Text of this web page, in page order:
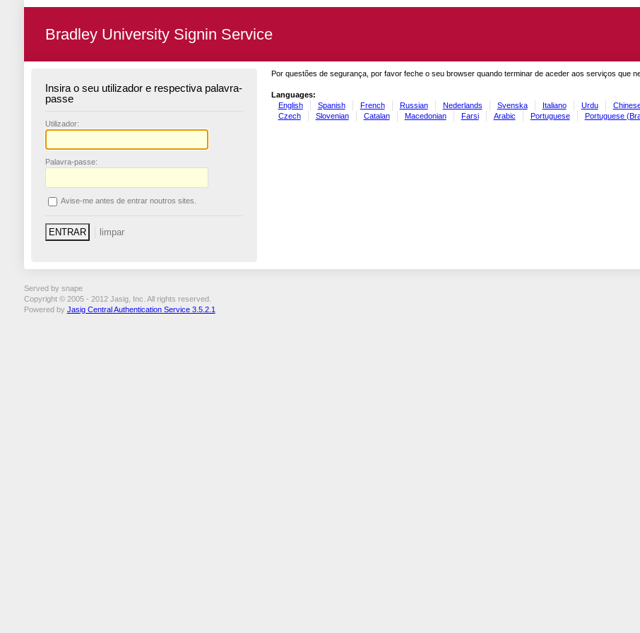
Bradley University Signin Service
Insira o seu utilizador e respectiva palavra-
passe
Utilizador:
Palavra-passe:
Avise-me antes de entrar noutros sites.
Por questões de segurança, por favor feche o seu browser quando terminar de aceder aos serviços que
Languages:
English
Spanish French Russian Nederlands Svenska Italiano Urdu
Czech
Slovenian Catalan Macedonian Farsi Arabic Portuguese Portuguese
Served by snape
Copyright © 2005 - 2012 Jasig, Inc. All rights reserved.
Powered by Jasig Central Authentication Service 3.5.2.1